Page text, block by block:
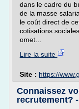
dans le cadre du
de la masse
le coût direct de
cotisations
omet...
Lire la suite
Site : https://
Connaissez
recrutement?